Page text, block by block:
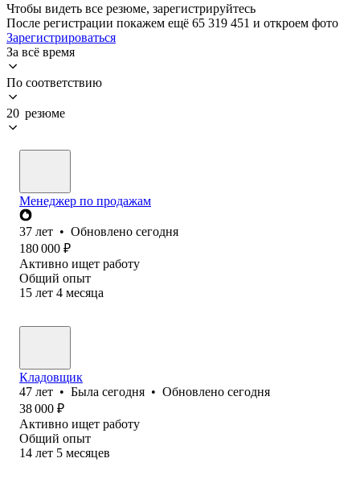
Чтобы видеть все резюме, зарегистрируйтесь
После регистрации покажем ещё 65 319 451 и откроем фото
Зарегистрироваться
За всё время
По соответствию
20 резюме
Менеджер по продажам
37 лет • Обновлено сегодня
180 000 ₽
Активно ищет работу
Общий опыт
15 лет 4 месяца
Кладовщик
47 лет • Была сегодня • Обновлено сегодня
38 000 ₽
Активно ищет работу
Общий опыт
14 лет 5 месяцев